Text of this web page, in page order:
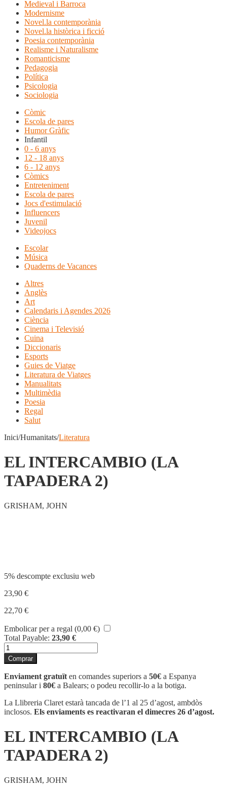
Medieval i Barroca
Modernisme
Novel.la contemporània
Novel.la històrica i ficció
Poesia contemporània
Realisme i Naturalisme
Romanticisme
Pedagogia
Política
Psicologia
Sociologia
Còmic
Escola de pares
Humor Gràfic
Infantil
0 - 6 anys
12 - 18 anys
6 - 12 anys
Còmics
Entreteniment
Escola de pares
Jocs d'estimulació
Influencers
Juvenil
Videojocs
Escolar
Música
Quaderns de Vacances
Altres
Anglès
Art
Calendaris i Agendes 2026
Ciència
Cinema i Televisió
Cuina
Diccionaris
Esports
Guies de Viatge
Literatura de Viatges
Manualitats
Multimèdia
Poesia
Regal
Salut
Inici/Humanitats/Literatura
EL INTERCAMBIO (LA
TAPADERA 2)
GRISHAM, JOHN
5% descompte exclusiu web
23,90 €
22,70 €
Embolicar per a regal (0,00 €)
Total Payable: 23,90 €
quantitat
de
EL
INTERCAMBIO
(LA
TAPADERA
2)
Comprar
Enviament gratuït en comandes superiors a 50€ a Espanya
peninsular i 80€ a Balears; o podeu recollir-lo a la botiga.
La Llibreria Claret estarà tancada de l’1 al 25 d’agost, ambdòs
inclosos. Els enviaments es reactivaran el dimecres 26 d’agost.
EL INTERCAMBIO (LA
TAPADERA 2)
GRISHAM, JOHN